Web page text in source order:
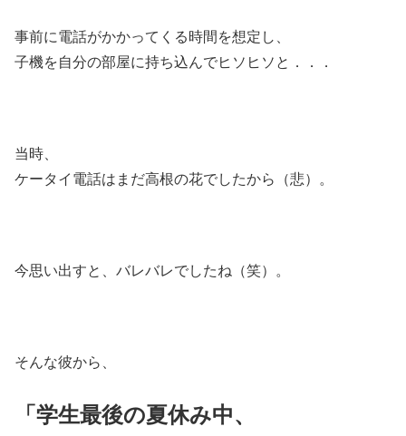
事前に電話がかかってくる時間を想定し、
子機を自分の部屋に持ち込んでヒソヒソと．．．
当時、
ケータイ電話はまだ高根の花でしたから（悲）。
今思い出すと、バレバレでしたね（笑）。
そんな彼から、
「学生最後の夏休み中、